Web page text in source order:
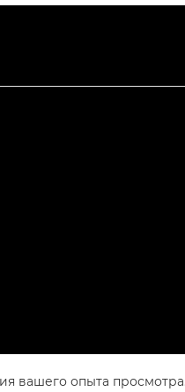
вашего опыта просмотра.